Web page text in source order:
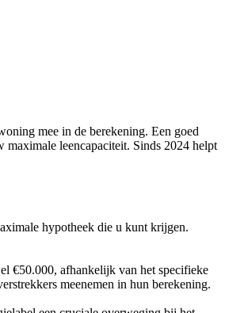
mee in de berekening. Een goed
leencapaciteit. Sinds 2024 helpt
hypotheek die u kunt krijgen.
€50.000, afhankelijk van het specifieke
meenemen in hun berekening.